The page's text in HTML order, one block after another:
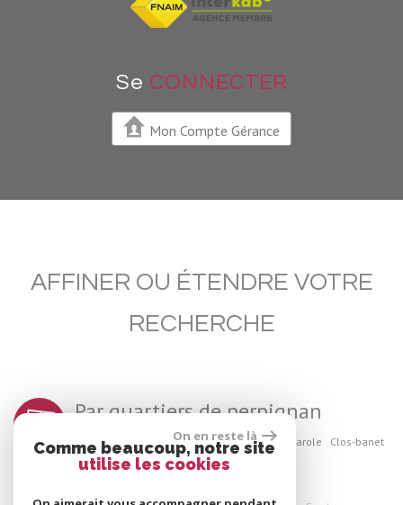
Se CONNECTER
Mon Compte Gérance
AFFINER OU ÉTENDRE VOTRE
RECHERCHE
Par quartiers de perpignan
Moulin-a-vent Gare Arago Kennedy Palmarole Clos-banet
On en reste là
Comme beaucoup, notre site
utilise les cookies